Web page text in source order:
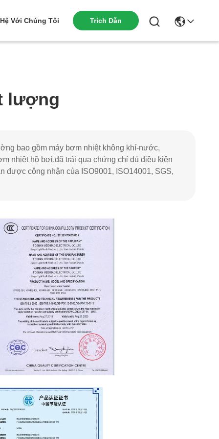
Với Chúng Tôi Trích Dẫn
lượng
bao gồm máy bơm nhiệt không khí-nước,
nhiệt hồ bơi,đã trải qua chứng chỉ đủ điều kiện
công nhận của ISO9001, ISO14001, SGS,